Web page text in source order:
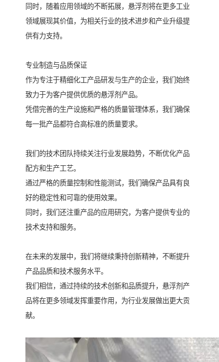
同时，随着应用领域的不断拓展，悬浮剂将在更多工业
领域展现其价值，为相关行业的技术进步和产业升级提
供有力支持。
专业制造与品质保证
作为专注于精细化工产品研发与生产的企业，我们始终
致力于为客户提供优质的悬浮剂产品。
凭借完善的生产设施和严格的质量管理体系，我们确保
每一批产品都符合高标准的质量要求。
我们的技术团队持续关注行业发展趋势，不断优化产品
配方和生产工艺。
通过严格的质量控制和性能测试，我们确保产品具有良
好的稳定性和可靠的使用效果。
同时，我们还注重产品的应用研究，为客户提供专业的
技术支持和服务。
在未来的发展中，我们将继续秉持创新精神，不断提升
产品品质和技术服务水平。
我们相信，通过持续的技术创新和品质提升，悬浮剂产
品将在更多领域发挥重要作用，为行业发展做出更大贡
献。